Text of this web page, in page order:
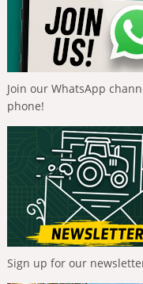
Join our WhatsApp
phone!
Sign up for our